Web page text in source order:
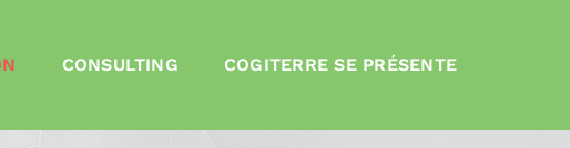
CONSULTING COGITERRE SE PRÉSENTE